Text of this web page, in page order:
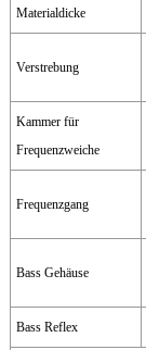
Materialdicke
Verstrebung
Kammer für
Frequenzweiche
Frequenzgang
Bass Gehäuse
Bass Reflex